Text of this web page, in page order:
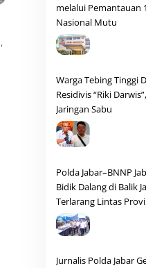
,
melalui Pemantauan
Nasional Mutu
Warga Tebing Tinggi
Residivis “Riki
Jaringan Sabu
Polda Jabar–BNNP
Bidik Dalang di Balik
Terlarang Lintas
Jurnalis Polda Jabar